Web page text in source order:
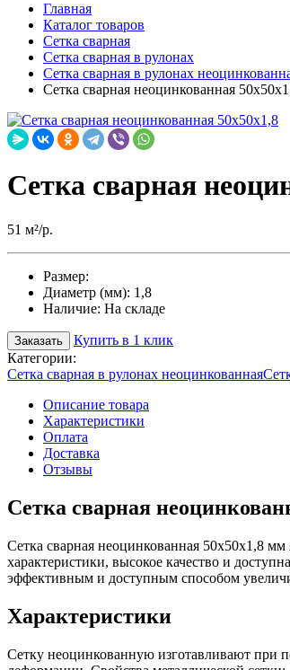
Главная
Каталог товаров
Сетка сварная
Сетка сварная в рулонах
Сетка сварная в рулонах
Сетка сварная неоцинкованная
Сетка сварная
51 м²/р.
Размер:
Диаметр (мм): 1,8
Наличие: На складе
Заказать
Купить в 1 клик
Категории:
Сетка сварная в рулонах неоцинкованная
Описание товара
Характеристики
Оплата
Доставка
Отзывы
Сетка сварная
Сетка сварная неоцинкованная 50х50х1,8
характеристики, высокое качество и
эффективным и доступным способом
Характеристики
Сетку неоцинкованную изготавливают при